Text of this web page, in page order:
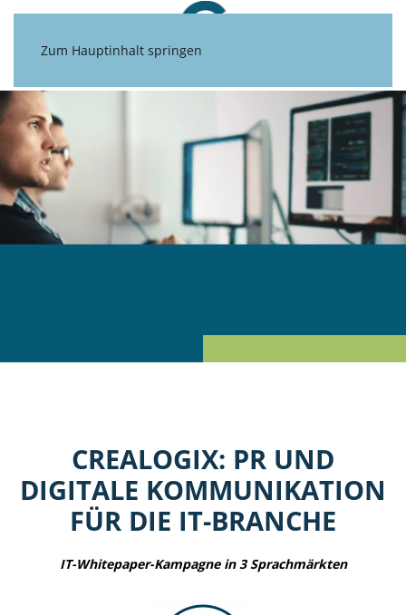
Zum Hauptinhalt springen
CREALOGIX: PR UND
DIGITALE KOMMUNIKATION
FÜR DIE IT-BRANCHE
IT-Whitepaper-Kampagne in 3 Sprachmärkten